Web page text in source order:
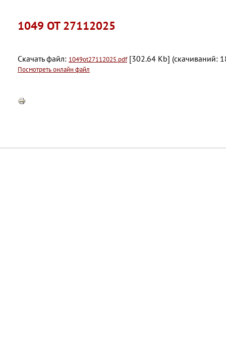
1049 ОТ 27112025
Скачать файл: 1049ot27112025.pdf[302.64 Kb] (cкачиваний:
Посмотреть онлайн файл